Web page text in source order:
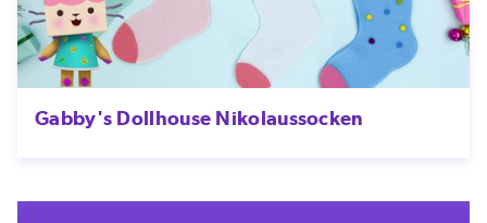
Gabby's Dollhouse Nikolaussocken